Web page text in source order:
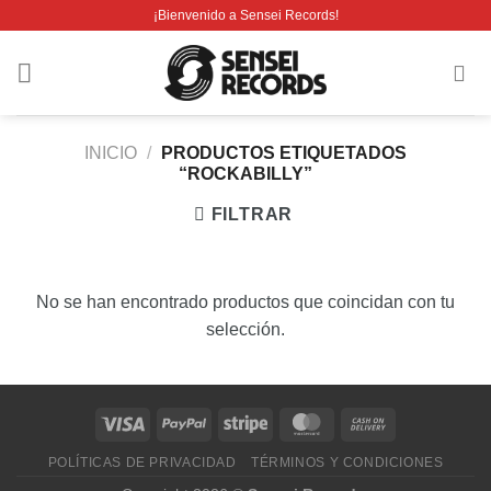
contenido
¡Bienvenido a Sensei Records!
INICIO /
PRODUCTOS ETIQUETADOS
“ROCKABILLY”
FILTRAR
No se han encontrado productos que coincidan con tu
selección.
POLÍTICAS DE PRIVACIDAD TÉRMINOS Y CONDICIONES